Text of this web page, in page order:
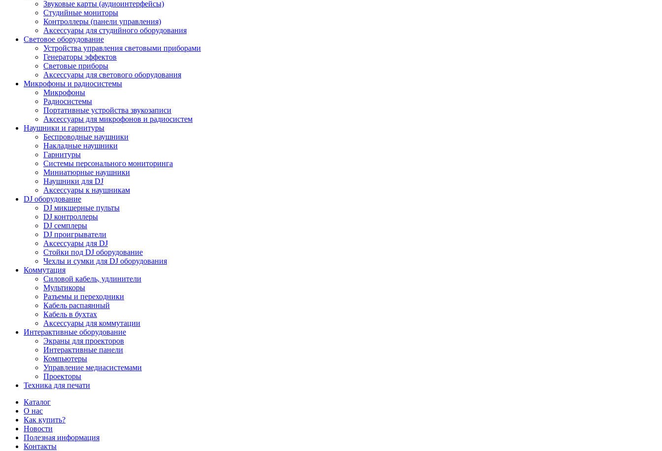
Звуковые карты (аудиоинтерфейсы)
Студийные мониторы
Контроллеры (панели управления)
Аксессуары для студийного оборудования
Световое оборудование
Устройства управления световыми приборами
Генераторы эффектов
Световые приборы
Аксессуары для светового оборудования
Микрофоны и радиосистемы
Микрофоны
Радиосистемы
Портативные устройства звукозаписи
Аксессуары для микрофонов и радиосистем
Наушники и гарнитуры
Беспроводные наушники
Накладные наушники
Гарнитуры
Системы персонального мониторинга
Миниатюрные наушники
Наушники для DJ
Аксессуары к наушникам
DJ оборудование
DJ микшерные пульты
DJ контроллеры
DJ семплеры
DJ проигрыватели
Аксессуары для DJ
Стойки под DJ оборудование
Чехлы и сумки для DJ оборудования
Коммутация
Силовой кабель, удлинители
Мультикоры
Разъемы и переходники
Кабель распаянный
Кабель в бухтах
Аксессуары для коммутации
Интерактивные оборудование
Экраны для проекторов
Интерактивные панели
Компьютеры
Управление медиасистемами
Проекторы
Техника для печати
Каталог
О нас
Как купить?
Новости
Полезная информация
Контакты